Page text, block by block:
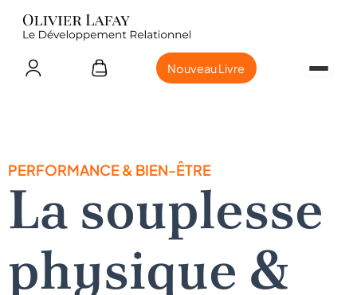
Nouveau Livre
PERFORMANCE & BIEN-ÊTRE
La souplesse
physique &